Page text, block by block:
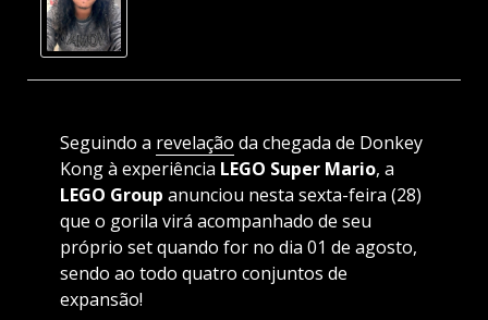
Seguindo a revelação da chegada de Donkey
Kong à experiência LEGO Super Mario, a
LEGO Group anunciou nesta sexta-feira (28)
que o gorila virá acompanhado de seu
próprio set quando for no dia 01 de agosto,
sendo ao todo quatro conjuntos de
expansão!